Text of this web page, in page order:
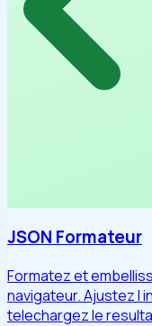
JSON Formateur
Formatez et
navigateur. Ajustez l
telechargez le